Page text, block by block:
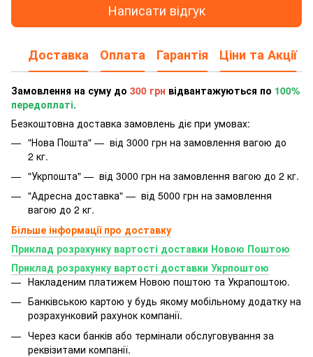
Написати відгук
Доставка Оплата Гарантія Ціни та Акції
Замовлення на суму до 300 грн відвантажуються по 100%
передоплаті.
Безкоштовна доставка замовлень діє при умовах:
"Нова Пошта" — від 3000 грн на замовлення вагою до
2 кг.
"Укрпошта" — від 3000 грн на замовлення вагою до 2 кг.
"Адресна доставка" — від 5000 грн на замовлення
вагою до 2 кг.
Більше інформації про доставку
Приклад розрахунку вартості доставки Новою Поштою
Приклад розрахунку вартості доставки Укрпоштою
Накладеним платижем Новою поштою та Украпоштою.
Банківською картою у будь якому мобільному додатку на
розрахунковий рахунок компанії.
Через каси банків або термінали обслуговування за
реквізитами компанії.